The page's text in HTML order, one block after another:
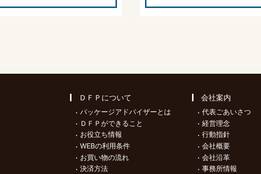
ＤＦＰについて
パッケージアドバイザーとは
ＤＦＰができること
お役立ち情報
WEBの利用条件
お買い物の流れ
決済方法
会社案内
代表ごあいさつ
経営理念
行動指針
会社概要
会社沿革
事務所情報